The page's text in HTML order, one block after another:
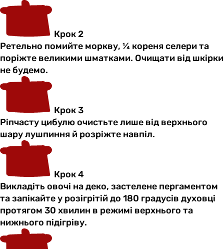
Крок 2
Ретельно помийте моркву, ¼ кореня селери та
поріжте великими шматками. Очищати від шкірки
не будемо.
Крок 3
Ріпчасту цибулю очистьте лише від верхнього
шару лушпиння й розріжте навпіл.
Крок 4
Викладіть овочі на деко, застелене пергаментом
та запікайте у розігрітій до 180 градусів духовці
протягом 30 хвилин в режимі верхнього та
нижнього підігріву.